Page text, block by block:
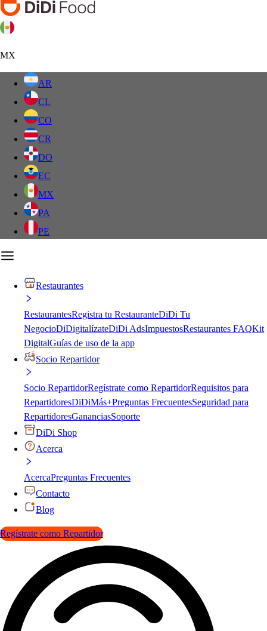
MX
AR
CL
CO
CR
DO
EC
MX
PA
PE
Restaurantes
RestaurantesRegistra tu RestauranteDiDi Tu
NegocioDiDigitalízateDiDi AdsImpuestosRestaurantes FAQKit
DigitalGuías de uso de la app
Socio Repartidor
Socio RepartidorRegístrate como RepartidorRequisitos para
RepartidoresDiDiMás+Preguntas FrecuentesSeguridad para
RepartidoresGananciasSoporte
DiDi Shop
Acerca
AcercaPreguntas Frecuentes
Contacto
Blog
Regístrate como Repartidor